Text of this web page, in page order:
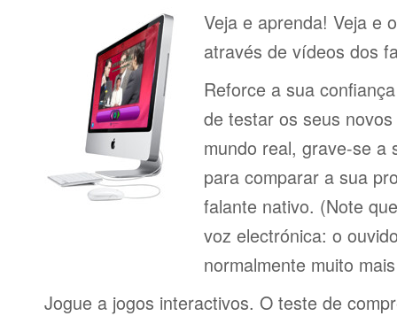
Veja e aprenda! Veja e
através de vídeos dos
Reforce a sua
de testar os seus
mundo real, grave-se a
para comparar a sua
falante nativo. (Note
voz electrónica: o
normalmente muito
Jogue a jogos interactivos. O teste de